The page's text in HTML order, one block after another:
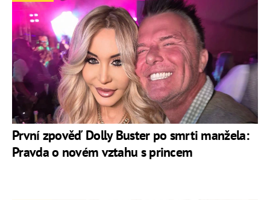
První zpověď Dolly Buster po smrti manžela:
Pravda o novém vztahu s princem